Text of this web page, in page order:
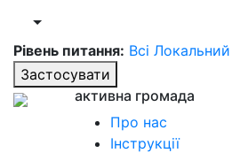
Рівень питання: Всі Локальний
Застосувати
активна громада
Про нас
Інструкції